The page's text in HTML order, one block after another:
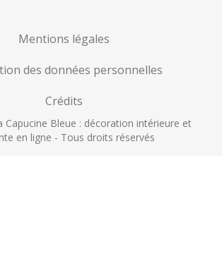
Mentions légales
des données personnelles
Crédits
Capucine Bleue : décoration intérieure et
en ligne - Tous droits réservés